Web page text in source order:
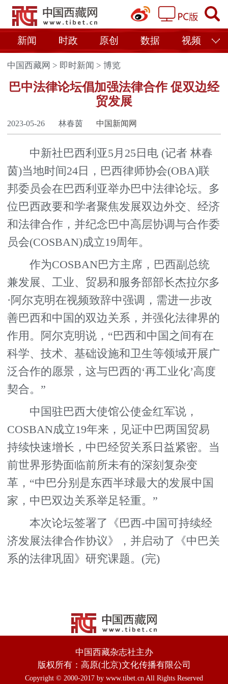
新闻 时政 原创 数据 视频
中国西藏网 > 即时新闻 >博览
巴中法律论坛倡加强法律合作 促双边经
贸发展
2023-05-26 林春茵 中国新闻网
中新社巴西利亚5月25日电 (记者 林春
茵)当地时间24日，巴西律师协会(OBA)联
邦委员会在巴西利亚举办巴中法律论坛。多
位巴西政要和学者聚焦发展双边外交、经济
和法律合作，并纪念巴中高层协调与合作委
员会(COSBAN)成立19周年。
作为COSBAN巴方主席，巴西副总统
兼发展、工业、贸易和服务部部长杰拉尔多
·阿尔克明在视频致辞中强调，需进一步改
善巴西和中国的双边关系，并强化法律界的
作用。阿尔克明说，“巴西和中国之间有在
科学、技术、基础设施和卫生等领域开展广
泛合作的愿景，这与巴西的‘再工业化’高度
契合。”
中国驻巴西大使馆公使金红军说，
COSBAN成立19年来，见证中巴两国贸易
持续快速增长，中巴经贸关系日益紧密。当
前世界形势面临前所未有的深刻复杂变
革，“中巴分别是东西半球最大的发展中国
家，中巴双边关系举足轻重。”
本次论坛签署了《巴西-中国可持续经
济发展法律合作协议》，并启动了《中巴关
系的法律巩固》研究课题。(完)
中国西藏杂志社主办
版权所有：高原(北京)文化传播有限公司
Copyright © 2000-2017 by www.tibet.cn All Rights Reserved